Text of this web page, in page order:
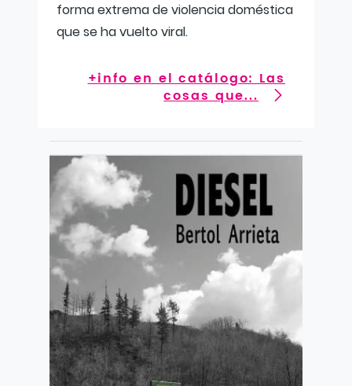
forma extrema de violencia doméstica
que se ha vuelto viral.
+info en el catálogo: Las
cosas que...